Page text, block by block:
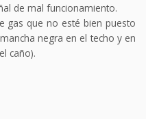
de mal funcionamiento.
gas que no esté bien puesto
negra en el techo y en
caño).